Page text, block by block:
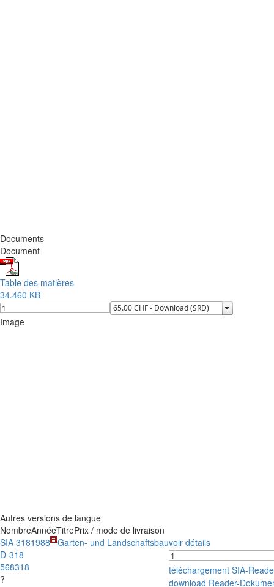
Documents
Document
Table des matières
34.460 KB
Image
Autres versions de langue
NombreAnnéeTitrePrix / mode de livraison
SIA 318
D-318
568318
?
1988 Garten- und Landschaftsbauvoir détails
téléchargement SIA-
download Reader-